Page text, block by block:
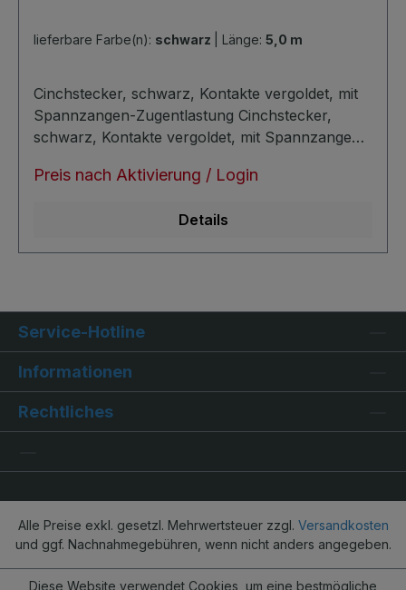
lieferbare Farbe(n): schwarz Länge: 5,0 m
Cinchstecker, schwarz, Kontakte vergoldet, mit
Spannzangen-Zugentlastung Cinchstecker,
schwarz, Kontakte vergoldet, mit Spannzangen-
unsymmetrisch sehr verlustarm trittfest noiseless
Preis nach Aktivierung / Login
Details
Service-Hotline
Informationen
Rechtliches
Alle Preise exkl. gesetzl. Mehrwertsteuer zzgl. Versandkosten
und ggf. Nachnahmegebühren, wenn nicht anders angegeben.
Diese Website verwendet Cookies, um eine bestmögliche